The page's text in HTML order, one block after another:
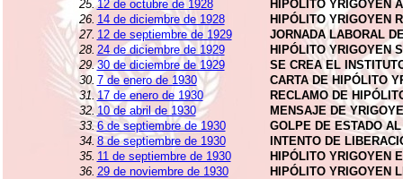
25.12 de octubre de 1928
HIPÓLITO YRIGOYEN
26. 14 de diciembre de 1928
HIPÓLITO YRIGOYEN
27. 12 de septiembre de 1929
JORNADA LABORAL
28. 24 de diciembre de 1929
HIPÓLITO YRIGOYEN
29.30 de diciembre de 1929
SE CREA EL
30. 7 de enero de 1930
CARTA DE HIPÓLITO
31. 17 de enero de 1930
RECLAMO DE
32. 10 de abril de 1930
MENSAJE DE
33.6 de septiembre de 1930
GOLPE DE ESTADO
34. 8 de septiembre de 1930
INTENTO DE
35. 11 de septiembre de 1930
HIPÓLITO YRIGOYEN
36. 29 de noviembre de 1930
HIPÓLITO YRIGOYEN